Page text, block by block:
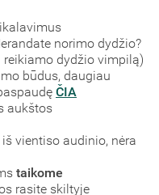
norimo dydžio?
dydžio vimpilą)
būdus, daugiau
ČIA
aukštos
vientiso audinio, nėra
taikome
rasite skiltyje